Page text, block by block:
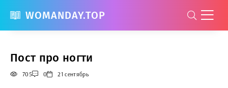
WOMANDAY.TOP
Пост про ногти
705 0 21 сентябрь